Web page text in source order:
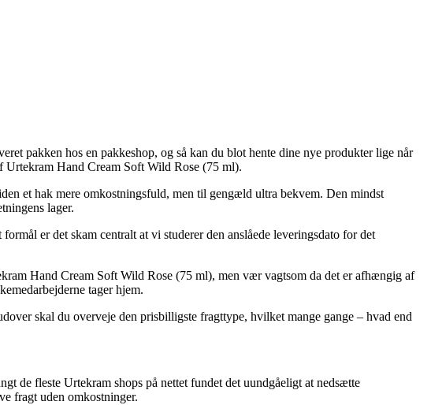
pakken hos en pakkeshop, og så kan du blot hente dine nye produkter lige når
Urtekram Hand Cream Soft Wild Rose (75 ml).
et hak mere omkostningsfuld, men til gengæld ultra bekvem. Den mindst
lager.
er det skam centralt at vi studerer den anslåede leveringsdato for det
Hand Cream Soft Wild Rose (75 ml), men vær vagtsom da det er afhængig af
tager hjem.
skal du overveje den prisbilligste fragttype, hvilket mange gange – hvad end
de fleste Urtekram shops på nettet fundet det uundgåeligt at nedsætte
fragt uden omkostninger.